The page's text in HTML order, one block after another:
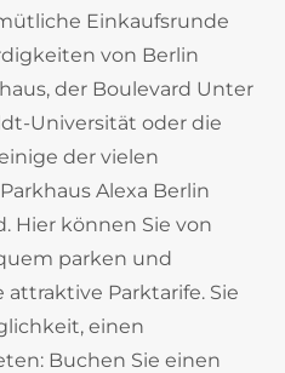
Einkaufsrunde
von Berlin
der Boulevard Unter
Universität oder die
der vielen
Alexa Berlin
Hier können Sie von
parken und
Parktarife. Sie
einen
Buchen Sie einen